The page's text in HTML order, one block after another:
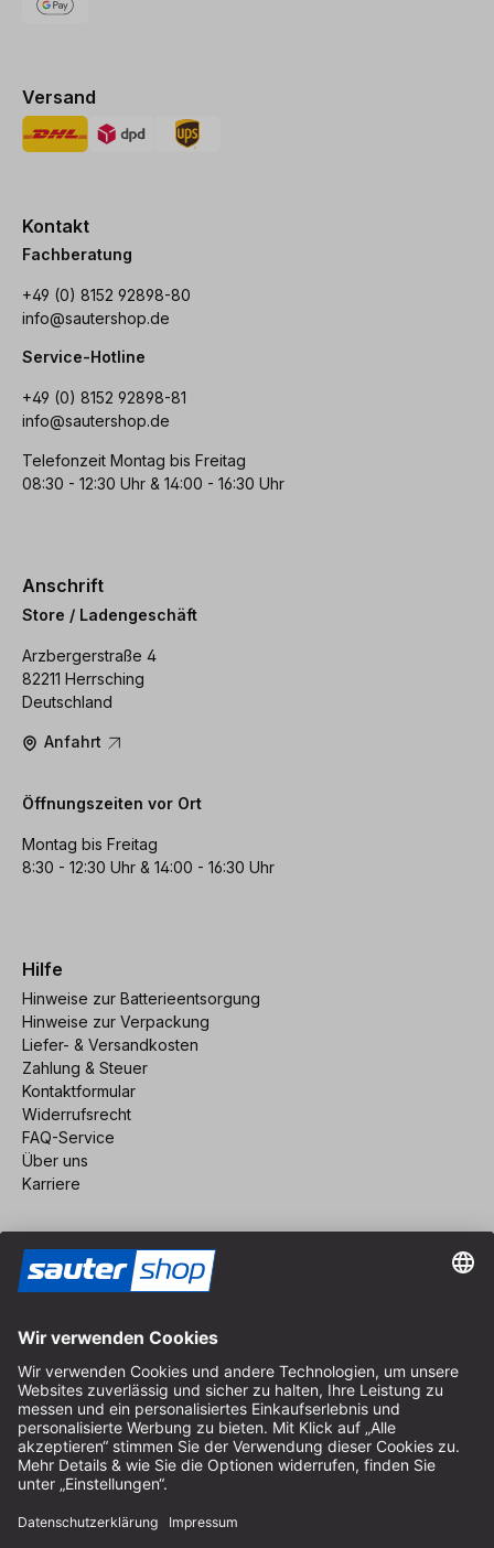
Versand
Kontakt
Fachberatung
+49 (0) 8152 92898-80
info@sautershop.de
Service-Hotline
+49 (0) 8152 92898-81
info@sautershop.de
Telefonzeit Montag bis Freitag
08:30 - 12:30 Uhr & 14:00 - 16:30 Uhr
Anschrift
Store / Ladengeschäft
Arzbergerstraße 4
82211 Herrsching
Deutschland
Anfahrt
Öffnungszeiten vor Ort
Montag bis Freitag
8:30 - 12:30 Uhr & 14:00 - 16:30 Uhr
Hilfe
Hinweise zur Batterieentsorgung
Hinweise zur Verpackung
Liefer- & Versandkosten
Zahlung & Steuer
Kontaktformular
Widerrufsrecht
FAQ-Service
Über uns
Karriere
Impressum
AGB
Datenschutz
Cookie-Einstellungen
© 2026 sauter GmbH